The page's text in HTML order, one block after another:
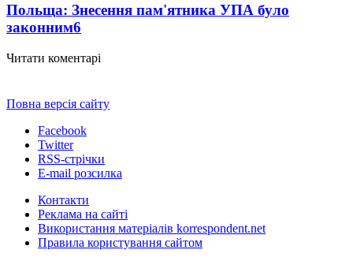
Польща: Знесення пам'ятника УПА було
законним6
Читати коментарі
Повна версія сайту
Facebook
Twitter
RSS-стрічки
E-mail розсилка
Контакти
Реклама на сайті
Використання матеріалів korrespondent.net
Правила користування сайтом